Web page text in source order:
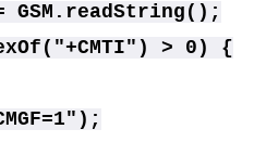
GSM.readString();
> 0) {